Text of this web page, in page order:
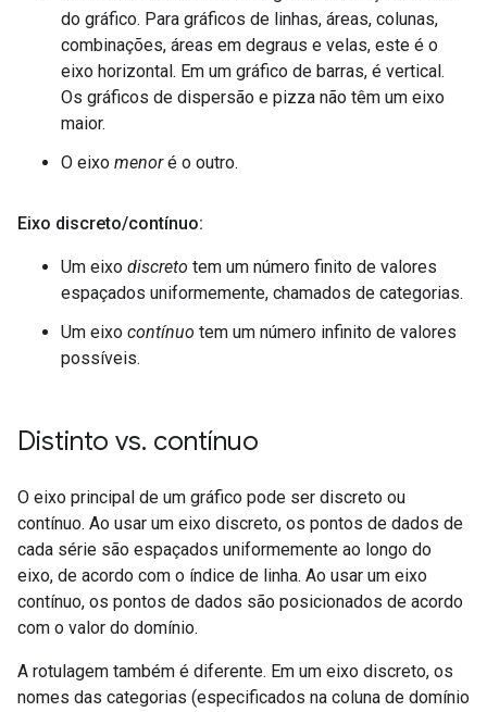
do gráfico. Para gráficos de linhas, áreas, colunas,
combinações, áreas em degraus e velas, este é o
eixo horizontal. Em um gráfico de barras, é vertical.
Os gráficos de dispersão e pizza não têm um eixo
maior.
O eixo menoré o outro.
Eixo discreto/contínuo:
Um eixo discreto tem um número finito de valores
espaçados uniformemente, chamados de categorias.
Um eixo contínuo tem um número infinito de valores
possíveis.
Distinto vs. contínuo
O eixo principal de um gráfico pode ser discreto ou
contínuo. Ao usar um eixo discreto, os pontos de dados de
cada série são espaçados uniformemente ao longo do
eixo, de acordo com o índice de linha. Ao usar um eixo
contínuo, os pontos de dados são posicionados de acordo
com o valor do domínio.
A rotulagem também é diferente. Em um eixo discreto, os
nomes das categorias (especificados na coluna de domínio